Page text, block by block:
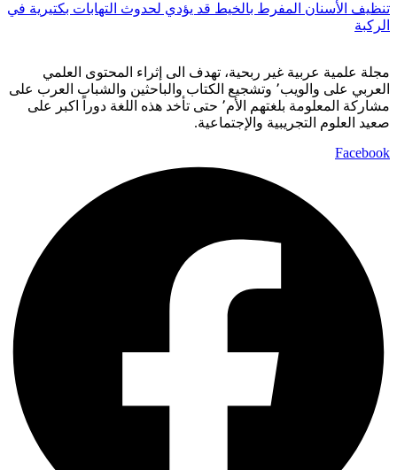
تنظيف الأسنان المفرط بالخيط قد يؤدي لحدوث التهابات بكتيرية في
الركبة
مجلة علمية عربية غير ربحية، تهدف الى إثراء المحتوى العلمي
العربي على والويب٬ وتشجيع الكتاب والباحثين والشباب العرب على
مشاركة المعلومة بلغتهم الأم٬ حتى تأخد هذه اللغة دوراً اكبر على
صعيد العلوم التجريبية والإجتماعية.
Facebook